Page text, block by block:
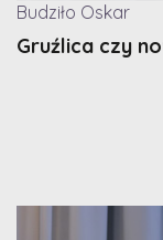
Budziło Oskar
Gruźlica czy